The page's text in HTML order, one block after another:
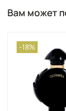
Вам может
-18%